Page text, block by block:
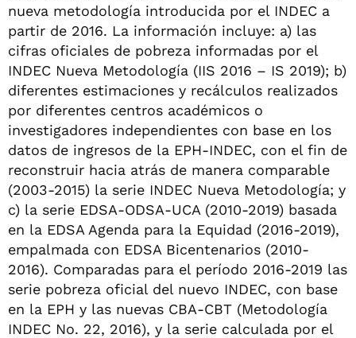
nueva metodología introducida por el INDEC a
partir de 2016. La información incluye: a) las
cifras oficiales de pobreza informadas por el
INDEC Nueva Metodología (IIS 2016 – IS 2019); b)
diferentes estimaciones y recálculos realizados
por diferentes centros académicos o
investigadores independientes con base en los
datos de ingresos de la EPH-INDEC, con el fin de
reconstruir hacia atrás de manera comparable
(2003-2015) la serie INDEC Nueva Metodología; y
c) la serie EDSA-ODSA-UCA (2010-2019) basada
en la EDSA Agenda para la Equidad (2016-2019),
empalmada con EDSA Bicentenarios (2010-
2016). Comparadas para el período 2016-2019 las
serie pobreza oficial del nuevo INDEC, con base
en la EPH y las nuevas CBA-CBT (Metodología
INDEC No. 22, 2016), y la serie calculada por el